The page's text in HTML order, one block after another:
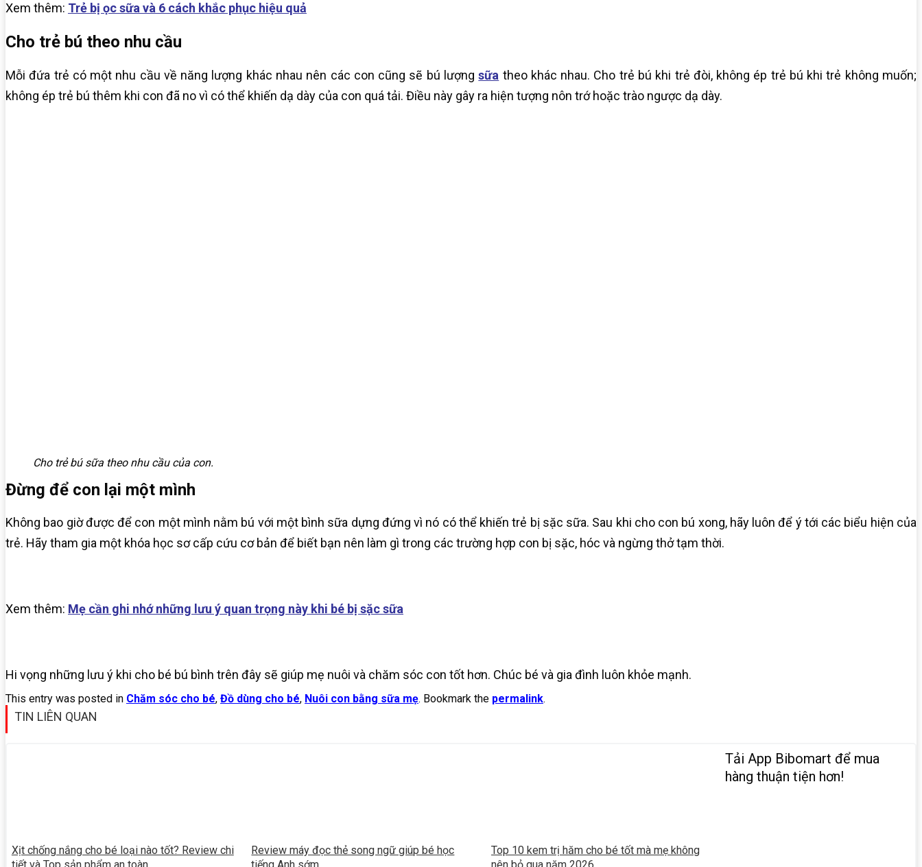
Xem thêm: Trẻ bị ọc sữa và 6 cách khắc phục hiệu quả
Cho trẻ bú theo nhu cầu
Mỗi đứa trẻ có một nhu cầu về năng lượng khác nhau nên các con cũng sẽ bú lượngsữa theo khác nhau. Cho trẻ bú khi trẻ đòi, không ép trẻ bú khi trẻ không muốn;
không ép trẻ bú thêm khi con đã no vì có thể khiến dạ dày của con quá tải. Điều này gây ra hiện tượng nôn trớ hoặc trào ngược dạ dày.
Cho trẻ bú sữa theo nhu cầu của con.
Đừng để con lại một mình
Không bao giờ được để con một mình nằm bú với một bình sữa dựng đứng vì nó có thể khiến trẻ bị sặc sữa. Sau khi cho con bú xong, hãy luôn để ý tới các biểu hiện của
trẻ. Hãy tham gia một khóa học sơ cấp cứu cơ bản để biết bạn nên làm gì trong các trường hợp con bị sặc, hóc và ngừng thở tạm thời.
Xem thêm: Mẹ cần ghi nhớ những lưu ý quan trọng này khi bé bị sặc sữa
Hi vọng những lưu ý khi cho bé bú bình trên đây sẽ giúp mẹ nuôi và chăm sóc con tốt hơn. Chúc bé và gia đình luôn khỏe mạnh.
This entry was posted in Chăm sóc cho bé, Đồ dùng cho bé, Nuôi con bằng sữa mẹ. Bookmark the permalink.
TIN LIÊN QUAN
Xịt chống nắng cho bé loại nào tốt? Review chi
Review máy đọc thẻ song ngữ giúp bé học
Top 10 kem trị hăm cho bé tốt mà mẹ không
Tải App Bibomart để mua
hàng thuận tiện hơn!